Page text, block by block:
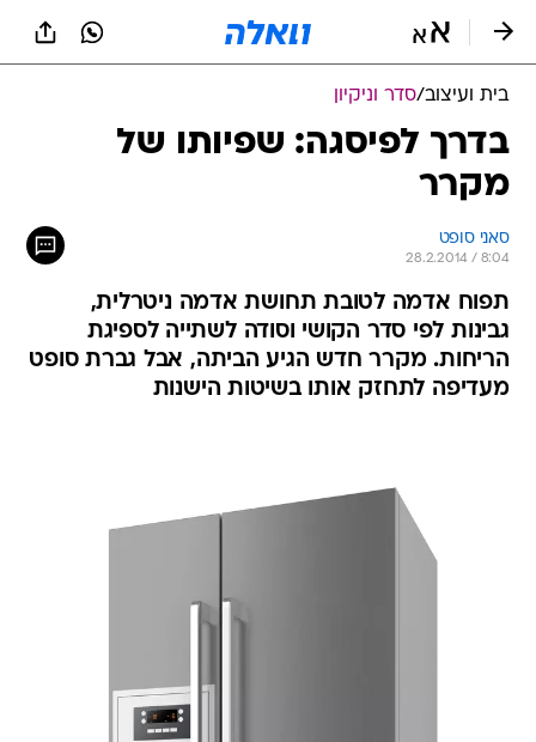
בית ועיצוב/סדר וניקיון
בדרך לפיסגה: שפיותו של
מקרר
סאני סופט
28.2.2014 / 8:04
תפוח אדמה לטובת תחושת אדמה ניטרלית,
גבינות לפי סדר הקושי וסודה לשתייה לספיגת
הריחות. מקרר חדש הגיע הביתה, אבל גברת סופט
מעדיפה לתחזק אותו בשיטות הישנות